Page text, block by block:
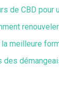
de CBD pour
meilleure